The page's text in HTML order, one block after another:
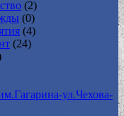
(2)
(0)
(4)
(24)
ул.Чехова-